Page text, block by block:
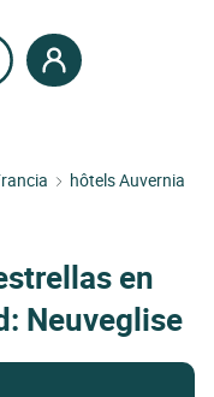
hôtels Auvernia
en
Neuveglise